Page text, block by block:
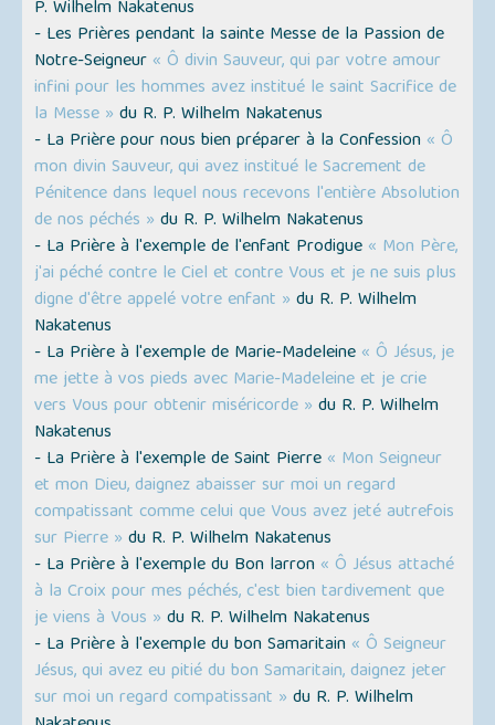
P. Wilhelm Nakatenus
- Les Prières pendant la sainte Messe de la Passion de
Notre-Seigneur « Ô divin Sauveur, qui par votre amour
infini pour les hommes avez institué le saint Sacrifice de
la Messe » du R. P. Wilhelm Nakatenus
- La Prière pour nous bien préparer à la Confession « Ô
mon divin Sauveur, qui avez institué le Sacrement de
Pénitence dans lequel nous recevons l'entière Absolution
de nos péchés » du R. P. Wilhelm Nakatenus
- La Prière à l'exemple de l'enfant Prodigue « Mon Père,
j'ai péché contre le Ciel et contre Vous et je ne suis plus
digne d'être appelé votre enfant » du R. P. Wilhelm
Nakatenus
- La Prière à l'exemple de Marie-Madeleine « Ô Jésus, je
me jette à vos pieds avec Marie-Madeleine et je crie
vers Vous pour obtenir miséricorde » du R. P. Wilhelm
Nakatenus
- La Prière à l'exemple de Saint Pierre « Mon Seigneur
et mon Dieu, daignez abaisser sur moi un regard
compatissant comme celui que Vous avez jeté autrefois
sur Pierre » du R. P. Wilhelm Nakatenus
- La Prière à l'exemple du Bon larron « Ô Jésus attaché
à la Croix pour mes péchés, c'est bien tardivement que
je viens à Vous » du R. P. Wilhelm Nakatenus
- La Prière à l'exemple du bon Samaritain « Ô Seigneur
Jésus, qui avez eu pitié du bon Samaritain, daignez jeter
sur moi un regard compatissant » du R. P. Wilhelm